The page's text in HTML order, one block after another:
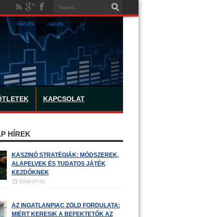
KAPCSOLAT
HÍREK
KASZINÓ STRATÉGIÁK: MÓDSZEREK,
ALAPELVEK ÉS TUDATOS JÁTÉK
KEZDŐKNEK
2026-07-31
AZ INGATLANPIAC ZÖLD FORDULATA:
MIÉRT KERESIK A BEFEKTETŐK AZ